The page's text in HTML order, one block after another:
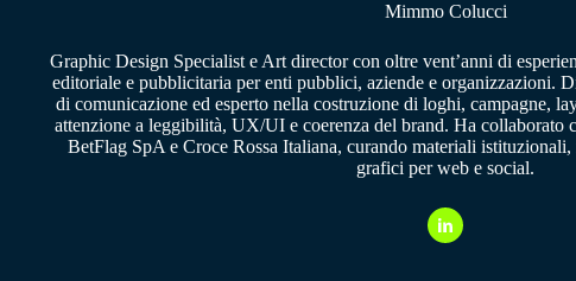
Mimmo Colucci
Graphic Design Specialist e Art director con oltre vent’anni di
editoriale e pubblicitaria per enti pubblici, aziende e organizzazioni.
di comunicazione ed esperto nella costruzione di loghi, campagne,
attenzione a leggibilità, UX/UI e coerenza del brand. Ha collaborato
BetFlag SpA e Croce Rossa Italiana, curando materiali
grafici per web e social.